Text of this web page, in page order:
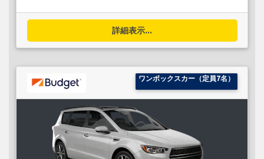
詳細表示...
ワンボックスカー（定員7名）